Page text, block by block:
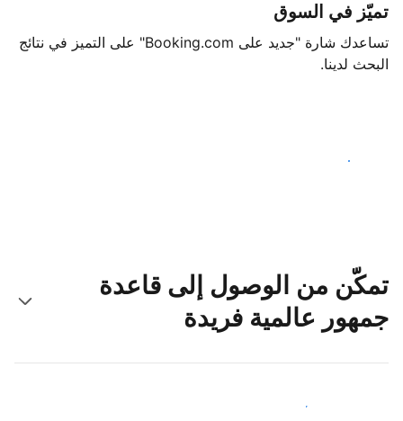
تميّز في السوق
تساعدك شارة "جديد على Booking.com" على التميز في نتائج
البحث لدينا.
ابدأ اليوم
تمكّن من الوصول إلى قاعدة
جمهور عالمية فريدة
اجذب ضيوف جدد اليوم